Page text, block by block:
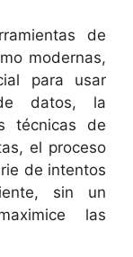
de
modernas,
para usar
datos, la
técnicas de
el proceso
de intentos
sin un
las